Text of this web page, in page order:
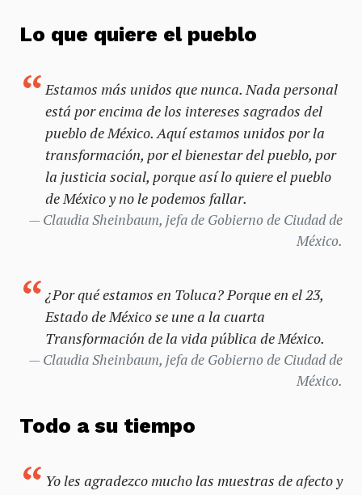
Lo que quiere el pueblo
Estamos más unidos que nunca. Nada personal
está por encima de los intereses sagrados del
pueblo de México. Aquí estamos unidos por la
transformación, por el bienestar del pueblo, por
la justicia social, porque así lo quiere el pueblo
de México y no le podemos fallar.
Claudia Sheinbaum, jefa de Gobierno de Ciudad de
México.
¿Por qué estamos en Toluca? Porque en el 23,
Estado de México se une a la cuarta
Transformación de la vida pública de México.
Claudia Sheinbaum, jefa de Gobierno de Ciudad de
México.
Todo a su tiempo
Yo les agradezco mucho las muestras de afecto y